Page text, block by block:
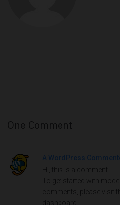
One Comment
A WordPress
Hi, this is a comment.
To get started with
comments, please visit
dashboard.